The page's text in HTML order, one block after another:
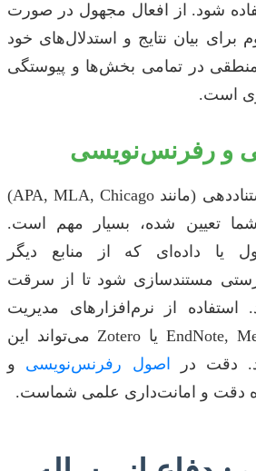
شود. از افعال مجهول در صورت
برای بیان نتایج و استدلال‌های خود
منطقی در تمامی بخش‌ها و پیوستگی
است.
و رفرنس‌نویسی
رعایت دقیق شیوه استناددهی (مانند APA, MLA, Chicago)
تعیین شده، بسیار مهم است.
یا داده‌ای که از منابع دیگر
درستی مستندسازی شود تا از سرقت
از نرم‌افزارهای مدیریت
رفرنس مانند EndNote, Mendeley یا Zotero می‌تواند این
دقت در اصول رفرنس‌نویسی و
دقت و امانت‌داری علمی شماست.